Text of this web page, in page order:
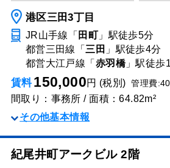
港区三田3丁目
JR山手線「 田町 」駅徒歩5分
都営三田線「 三田 」駅徒歩4分
都営大江戸線「 赤羽橋」駅徒歩
賃料150,000円 (税別)管理費
間取り：事務所 / 面積：64.82m²
その他基本情報
紀尾井町アークビル 2階